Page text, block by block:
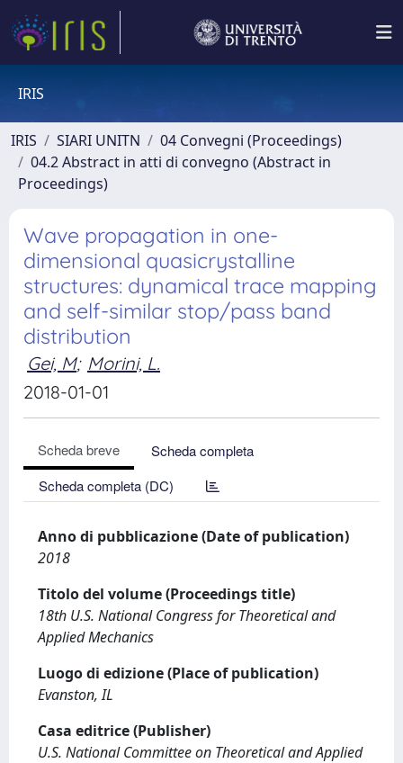
IRIS
IRIS SIARI UNITN
04 Convegni (Proceedings)
04.2 Abstract in atti di convegno (Abstract in
Proceedings)
Wave propagation in one-
dimensional quasicrystalline
structures: dynamical trace mapping
and self-similar stop/pass band
distribution
Gei, M; Morini, L.
2018-01-01
Scheda breve
Scheda completa
Scheda completa (DC)
Anno di pubblicazione (Date of publication)
2018
Titolo del volume (Proceedings title)
18th U.S. National Congress for Theoretical and
Applied Mechanics
Luogo di edizione (Place of publication)
Evanston, IL
Casa editrice (Publisher)
U.S. National Committee on Theoretical and Applied